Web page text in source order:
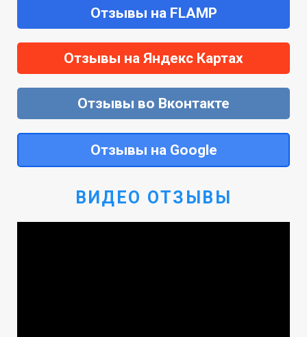
Отзывы на FLAMP
Отзывы на Яндекс Картах
Отзывы во Вконтакте
Отзывы на Google
ВИДЕО ОТЗЫВЫ